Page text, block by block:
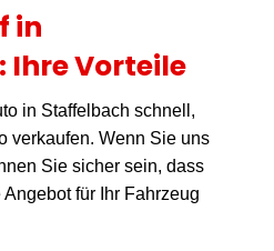
in
Vorteile
in Staffelbach schnell,
verkaufen. Wenn Sie uns
Sie sicher sein, dass
für Ihr Fahrzeug